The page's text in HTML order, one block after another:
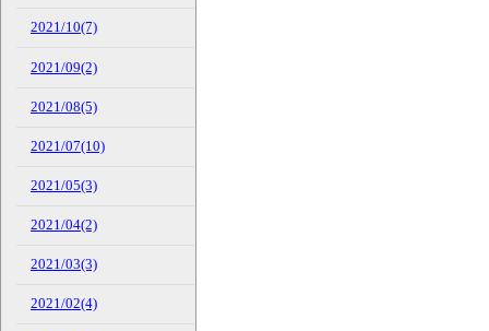
2021/10(7)
2021/09(2)
2021/08(5)
2021/07(10)
2021/05(3)
2021/04(2)
2021/03(3)
2021/02(4)